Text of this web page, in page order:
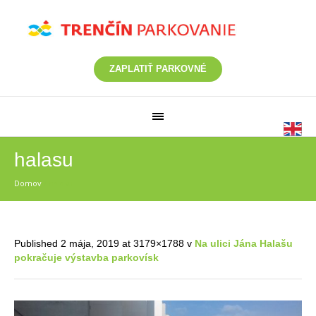
ZAPLATIŤ PARKOVNÉ
halasu
Domov
Published 2 mája, 2019 at 3179×1788 v Na ulici Jána Halašu
pokračuje výstavba parkovísk